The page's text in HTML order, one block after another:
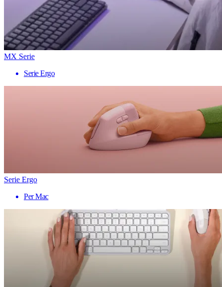
MX Serie
Serie Ergo
Serie Ergo
Per Mac